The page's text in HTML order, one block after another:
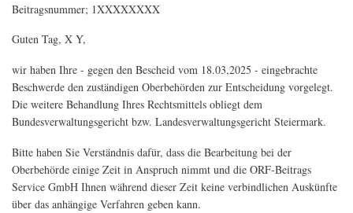
Beitragsnummer; 1XXXXXXXX
Guten Tag, X Y,
wir haben Ihre - gegen den Bescheid vom 18.03,2025 - eingebrachte
Beschwerde den zuständigen Oberbehörden zur Entscheidung vorgelegt.
Die weitere Behandlung Ihres Rechtsmittels obliegt dem
Bundesverwaltungsgericht bzw. Landesverwaltungsgericht Steiermark.
Bitte haben Sie Verständnis dafür, dass die Bearbeitung bei der
Oberbehörde einige Zeit in Anspruch nimmt und die ORF-Beitrags
Service GmbH Ihnen während dieser Zeit keine verbindlichen Auskünfte
über das anhängige Verfahren geben kann.